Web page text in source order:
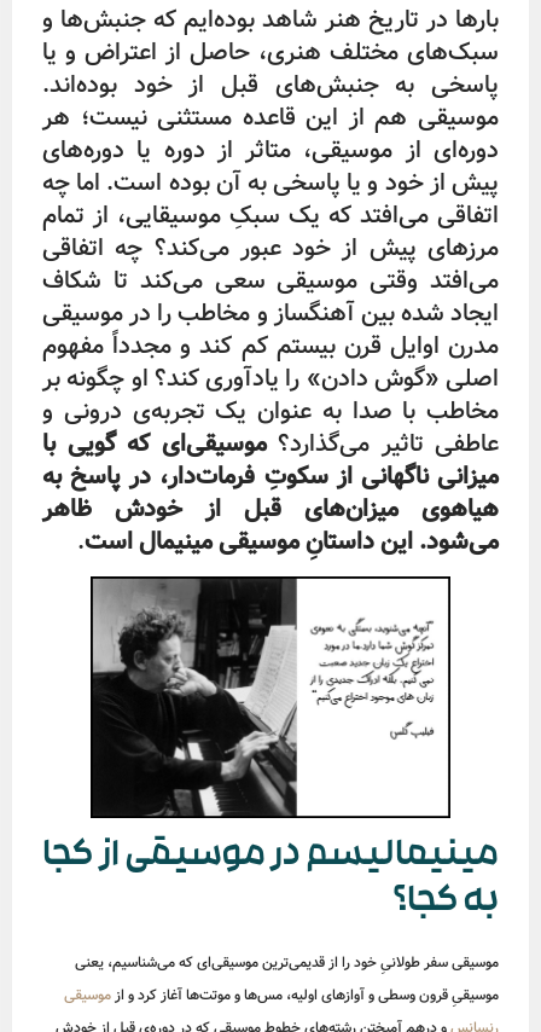
بارها در تاریخ هنر شاهد بوده‌ایم که جنبش‌ها و
سبک‌های مختلف هنری، حاصل از اعتراض و یا
پاسخی به جنبش‌های قبل از خود بوده‌اند.
موسیقی هم از این قاعده مستثنی نیست؛ هر
دوره‌ای از موسیقی، متاثر از دوره‌ یا دوره‌های
پیش از خود و یا پاسخی به آن بوده است. اما چه
اتفاقی می‌افتد که یک سبکِ موسیقایی، از تمام
مرزهای پیش از خود عبور می‌کند؟ چه اتفاقی
می‌افتد وقتی موسیقی سعی می‌کند تا شکاف
ایجاد شده بین آهنگساز و مخاطب را در موسیقی
مدرن اوایل قرن بیستم کم کند و مجدداً مفهوم
اصلی «گوش دادن» را یادآوری کند؟ او چگونه بر
مخاطب با صدا به‌ عنوان یک تجربه‌ی درونی و
عاطفی تاثیر می‌گذارد؟موسیقی‌ای که گویی با
میزانی ناگهانی از سکوتِ فرمات‌دار، در پاسخ به
هیاهوی میزان‌های قبل از خودش ظاهر
می‌شود. این داستانِ موسیقی مینیمال است.
مینیمالیسم در موسیقی از کجا
به کجا؟
موسیقی سفر طولانیِ خود را از قدیمی‌ترین موسیقی‌ای که می‌شناسیم، یعنی
موسیقیِ قرون وسطی و آوازهای اولیه، مس‌ها و موتت‌ها آغاز کرد و ازموسیقی